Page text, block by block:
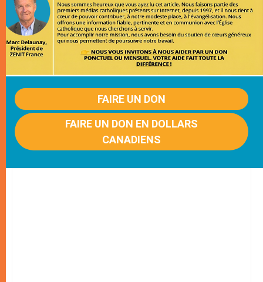
FAIRE UN DON
FAIRE UN DON EN DOLLARS
CANADIENS